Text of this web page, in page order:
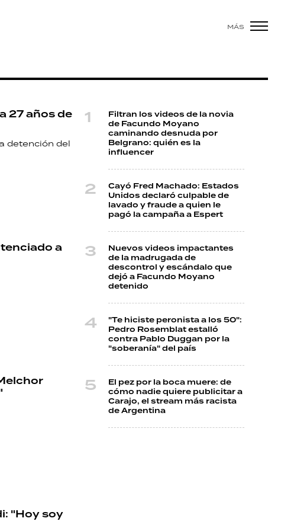
MÁS
27 años de
detención del
a
"Hoy soy
Filtran los videos de la novia
de Facundo Moyano
caminando desnuda por
Belgrano: quién es la
influencer
Cayó Fred Machado: Estados
Unidos declaró culpable de
lavado y fraude a quien le
pagó la campaña a Espert
Nuevos videos impactantes
de la madrugada de
descontrol y escándalo que
dejó a Facundo Moyano
detenido
"Te hiciste peronista a los 50":
Pedro Rosemblat estalló
contra Pablo Duggan por la
"soberanía" del país
El pez por la boca muere: de
cómo nadie quiere publicitar a
Carajo, el stream más racista
de Argentina